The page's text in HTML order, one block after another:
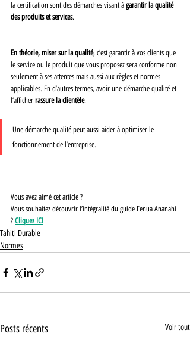
la certification sont des démarches visant à garantir la qualité
des produits et services.
En théorie, miser sur la qualité, c’est garantir à vos clients que
le service ou le produit que vous proposez sera conforme non
seulement à ses attentes mais aussi aux règles et normes
applicables. En d’autres termes, avoir une démarche qualité et
l’afficher rassure la clientèle.
Une démarche qualité peut aussi aider à optimiser le
fonctionnement de l’entreprise.
Vous avez aimé cet article ?
Vous souhaitez découvrir l’intégralité du guide Fenua Ananahi
? Cliquez ICI
Tahiti Durable
Normes
Posts récents Voir tout